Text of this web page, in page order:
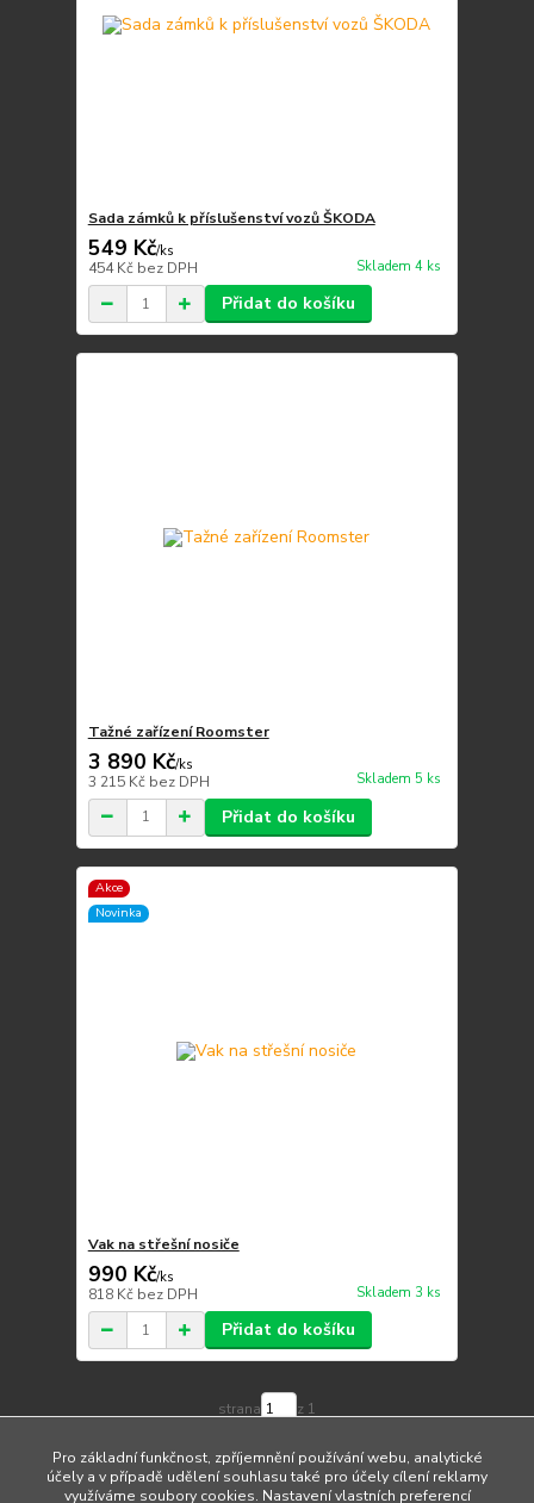
Sada zámků k příslušenství vozů ŠKODA
549 Kč/ks
454 Kč bez DPH Skladem 4 ks
Přidat do košíku
Tažné zařízení Roomster
3 890 Kč/ks
3 215 Kč bez DPH Skladem 5 ks
Přidat do košíku
Akce
Novinka
Vak na střešní nosiče
990 Kč/ks
818 Kč bez DPH Skladem 3 ks
Přidat do košíku
strana z 1
Pro základní funkčnost, zpříjemnění používání webu, analytické
účely a v případě udělení souhlasu také pro účely cílení reklamy
využíváme soubory cookies. Nastavení vlastních preferencí